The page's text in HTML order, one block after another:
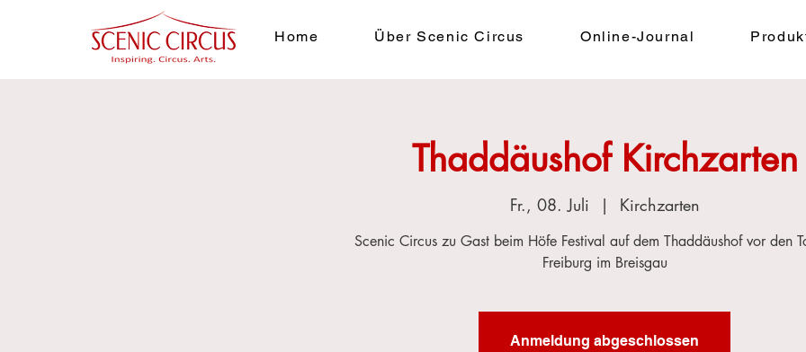
Home Über Scenic Circus Online-Journal
Thaddäushof Kirchzarten
Fr., 08. Juli
  |
Kirchzarten
Scenic Circus zu Gast beim Höfe Festival auf dem Thaddäushof vor den
Freiburg im Breisgau
Anmeldung abgeschlossen